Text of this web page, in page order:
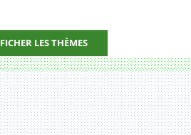
LES THÈMES